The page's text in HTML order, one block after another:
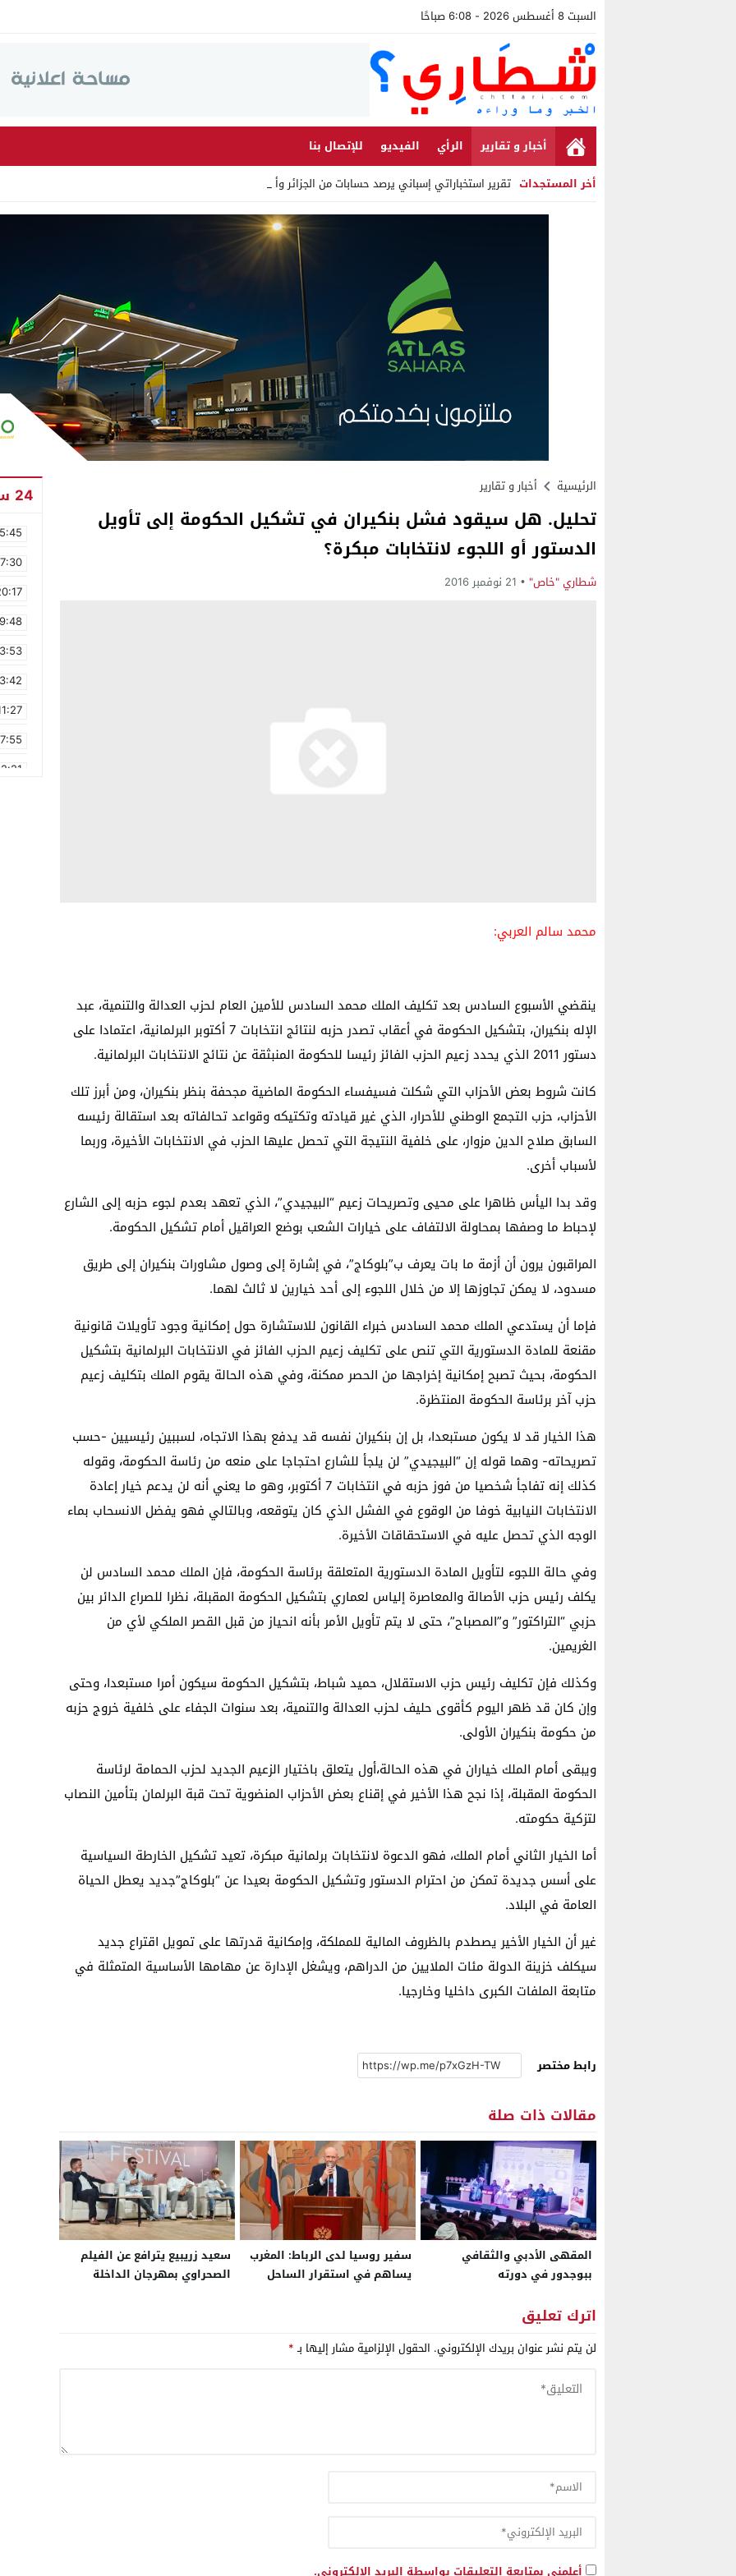
السبت 8 أغسطس 2026 - 6:08 صباحًا
أخبار و تقارير الرأي الفيديو
للإتصال بنا
أخر المستجدات تقرير استخباراتي إسباني يرصد حسابات من الجزائر وأرقاما بـ”213 _
Stop
الرئيسية أخبار و تقارير
تحليل. هل سيقود فشل بنكيران في تشكيل الحكومة إلى تأويل
الدستور أو اللجوء لانتخابات مبكرة؟
شطاري "خاص" 21 نوفمبر 2016
محمد سالم العربي:
ينقضي الأسبوع السادس بعد تكليف الملك محمد السادس للأمين العام لحزب العدالة والتنمية، عبد
الإله بنكيران، بتشكيل الحكومة في أعقاب تصدر حزبه لنتائج انتخابات 7 أكتوبر البرلمانية، اعتمادا على
دستور 2011 الذي يحدد زعيم الحزب الفائز رئيسا للحكومة المنبثقة عن نتائج الانتخابات البرلمانية.
كانت شروط بعض الأحزاب التي شكلت فسيفساء الحكومة الماضية مجحفة بنظر بنكيران، ومن أبرز تلك
الأحزاب، حزب التجمع الوطني للأحرار، الذي غير قيادته وتكتيكه وقواعد تحالفاته بعد استقالة رئيسه
السابق صلاح الدين مزوار، على خلفية النتيجة التي تحصل عليها الحزب في الانتخابات الأخيرة، وربما
لأسباب أخرى.
وقد بدا اليأس ظاهرا على محيى وتصريحات زعيم “البيجيدي”، الذي تعهد بعدم لجوء حزبه إلى الشارع
لإحباط ما وصفها بمحاولة الالتفاف على خيارات الشعب بوضع العراقيل أمام تشكيل الحكومة.
المراقبون يرون أن أزمة ما بات يعرف ب”بلوكاج”، في إشارة إلى وصول مشاورات بنكيران إلى طريق
مسدود، لا يمكن تجاوزها إلا من خلال اللجوء إلى أحد خيارين لا ثالث لهما.
فإما أن يستدعي الملك محمد السادس خبراء القانون للاستشارة حول إمكانية وجود تأويلات قانونية
مقنعة للمادة الدستورية التي تنص على تكليف زعيم الحزب الفائز في الانتخابات البرلمانية بتشكيل
الحكومة، بحيث تصبح إمكانية إخراجها من الحصر ممكنة، وفي هذه الحالة يقوم الملك بتكليف زعيم
حزب آخر برئاسة الحكومة المنتظرة.
هذا الخيار قد لا يكون مستبعدا، بل إن بنكيران نفسه قد يدفع بهذا الاتجاه، لسببين رئيسيين -حسب
تصريحاته- وهما قوله إن “البيجيدي” لن يلجأ للشارع احتجاجا على منعه من رئاسة الحكومة، وقوله
كذلك إنه تفاجأ شخصيا من فوز حزبه في انتخابات 7 أكتوبر، وهو ما يعني أنه لن يدعم خيار إعادة
الانتخابات النيابية خوفا من الوقوع في الفشل الذي كان يتوقعه، وبالتالي فهو يفضل الانسحاب بماء
الوجه الذي تحصل عليه في الاستحقاقات الأخيرة.
وفي حالة اللجوء لتأويل المادة الدستورية المتعلقة برئاسة الحكومة، فإن الملك محمد السادس لن
يكلف رئيس حزب الأصالة والمعاصرة إلياس لعماري بتشكيل الحكومة المقبلة، نظرا للصراع الدائر بين
حزبي “التراكتور” و”المصباح”، حتى لا يتم تأويل الأمر بأنه انحياز من قبل القصر الملكي لأي من
الغريمين.
وكذلك فإن تكليف رئيس حزب الاستقلال، حميد شباط، بتشكيل الحكومة سيكون أمرا مستبعدا، وحتى
وإن كان قد ظهر اليوم كأقوى حليف لحزب العدالة والتنمية، بعد سنوات الجفاء على خلفية خروج حزبه
من حكومة بنكيران الأولى.
ويبقى أمام الملك خياران في هذه الحالة،أول يتعلق باختيار الزعيم الجديد لحزب الحمامة لرئاسة
الحكومة المقبلة، إذا نجح هذا الأخير في إقناع بعض الأحزاب المنضوية تحت قبة البرلمان بتأمين النصاب
لتزكية حكومته.
أما الخيار الثاني أمام الملك، فهو الدعوة لانتخابات برلمانية مبكرة، تعيد تشكيل الخارطة السياسية
على أسس جديدة تمكن من احترام الدستور وتشكيل الحكومة بعيدا عن “بلوكاج”جديد يعطل الحياة
العامة في البلاد.
غير أن الخيار الأخير يصطدم بالظروف المالية للمملكة، وإمكانية قدرتها على تمويل اقتراع جديد
سيكلف خزينة الدولة مئات الملايين من الدراهم، ويشغل الإدارة عن مهامها الأساسية المتمثلة في
متابعة الملفات الكبرى داخليا وخارجيا.
رابط مختصر
مقالات ذات صلة
المقهى الأدبي والثقافي
ببوجدور في دورته
تستنطق الذاكرة الحسانية
وتفكك سرديات الدراسات
الكولونيالية
سفير روسيا لدى الرباط: المغرب
يساهم في استقرار الساحل
سعيد زريبيع يترافع عن الفيلم
الصحراوي بمهرجان الداخلة
اترك تعليق
لن يتم نشر عنوان بريدك الإلكتروني. الحقول الإلزامية مشار إليها بـ*
أعلمني بمتابعة التعليقات بواسطة البريد الإلكتروني.
24 ساعة